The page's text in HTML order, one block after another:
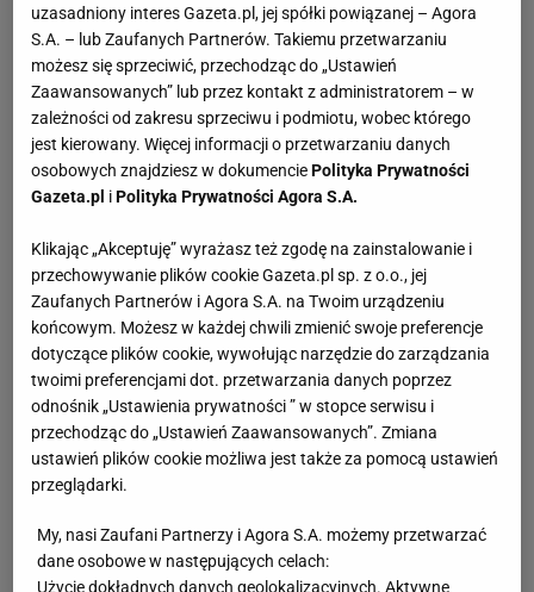
uzasadniony interes Gazeta.pl, jej spółki powiązanej – Agora
S.A. – lub Zaufanych Partnerów. Takiemu przetwarzaniu
możesz się sprzeciwić, przechodząc do „Ustawień
Zaawansowanych” lub przez kontakt z administratorem – w
zależności od zakresu sprzeciwu i podmiotu, wobec którego
jest kierowany. Więcej informacji o przetwarzaniu danych
osobowych znajdziesz w dokumenciePolityka Prywatności
Gazeta.pl iPolityka Prywatności Agora S.A.
Klikając „Akceptuję” wyrażasz też zgodę na zainstalowanie i
przechowywanie plików cookie Gazeta.pl sp. z o.o., jej
Zaufanych Partnerów i Agora S.A. na Twoim urządzeniu
końcowym. Możesz w każdej chwili zmienić swoje preferencje
dotyczące plików cookie, wywołując narzędzie do zarządzania
twoimi preferencjami dot. przetwarzania danych poprzez
odnośnik „Ustawienia prywatności ” w stopce serwisu i
przechodząc do „Ustawień Zaawansowanych”. Zmiana
ustawień plików cookie możliwa jest także za pomocą ustawień
przeglądarki.
My, nasi Zaufani Partnerzy i Agora S.A. możemy przetwarzać
dane osobowe w następujących celach:
Użycie dokładnych danych geolokalizacyjnych. Aktywne